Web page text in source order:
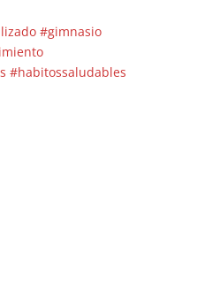
#gimnasio
#habitossaludables